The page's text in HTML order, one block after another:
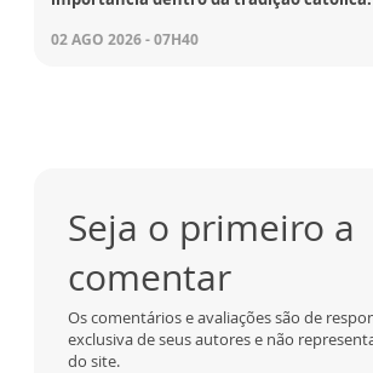
02 AGO 2026 - 07H40
Seja o primeiro a
comentar
Os comentários e avaliações são de
exclusiva de seus autores e não
do site.